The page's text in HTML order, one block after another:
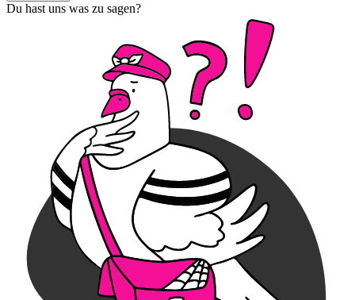
Du hast uns was zu sagen?